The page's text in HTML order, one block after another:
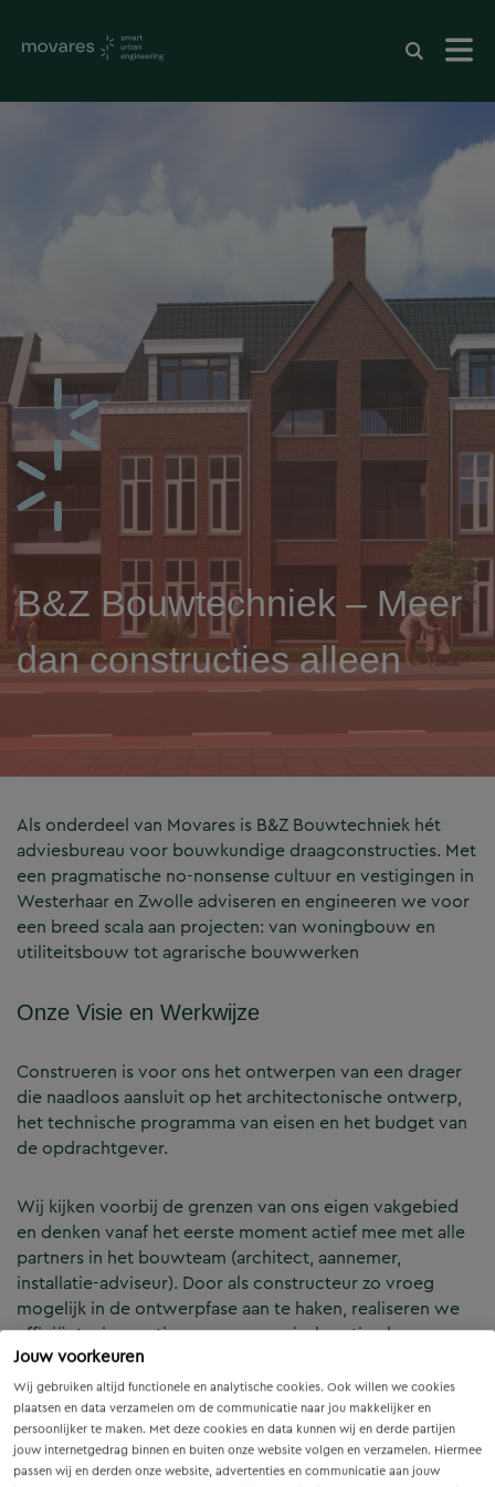
Jouw voorkeuren
Wij gebruiken altijd functionele en analytische cookies. Ook willen we cookies
plaatsen en data verzamelen om de communicatie naar jou makkelijker en
persoonlijker te maken. Met deze cookies en data kunnen wij en derde partijen
jouw internetgedrag binnen en buiten onze website volgen en verzamelen. Hiermee
passen wij en derden onze website, advertenties en communicatie aan jouw
B&Z Bouwtechniek – Meer
dan constructies alleen
Als onderdeel van Movares is B&Z Bouwtechniek hét
adviesbureau voor bouwkundige draagconstructies. Met
een pragmatische no-nonsense cultuur en vestigingen in
Westerhaar en Zwolle adviseren en engineeren we voor
een breed scala aan projecten: van woningbouw en
utiliteitsbouw tot agrarische bouwwerken
Onze Visie en Werkwijze
Construeren is voor ons het ontwerpen van een drager
die naadloos aansluit op het architectonische ontwerp,
het technische programma van eisen en het budget van
de opdrachtgever.
Wij kijken voorbij de grenzen van ons eigen vakgebied
en denken vanaf het eerste moment actief mee met alle
partners in het bouwteam (architect, aannemer,
installatie-adviseur). Door als constructeur zo vroeg
mogelijk in de ontwerpfase aan te haken, realiseren we
efficiënte, innovatieve en economisch optimale
constructies — voor zowel nieuwbouw als renovatie.
Onze Expertises en Activiteiten
B&Z Bouwtechniek verzorgt het volledige constructieve